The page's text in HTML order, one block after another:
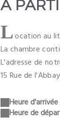
À
Location au
La chambre
L'adresse de
15 Rue de
Heure d'arrivée
Heure de